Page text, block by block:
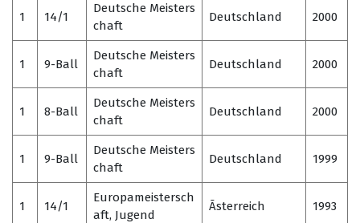
1 14/1
Deutsche Meisters
chaft
Deutschland 2000
1 9-Ball
Deutsche Meisters
chaft
Deutschland 2000
1 8-Ball
Deutsche Meisters
chaft
Deutschland 2000
1 9-Ball
Deutsche Meisters
chaft
Deutschland 1999
1 14/1
Europameistersch
aft, Jugend
Ãsterreich 1993